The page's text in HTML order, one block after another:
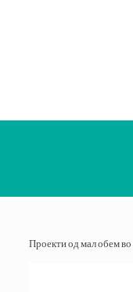
Проекти од мал обем